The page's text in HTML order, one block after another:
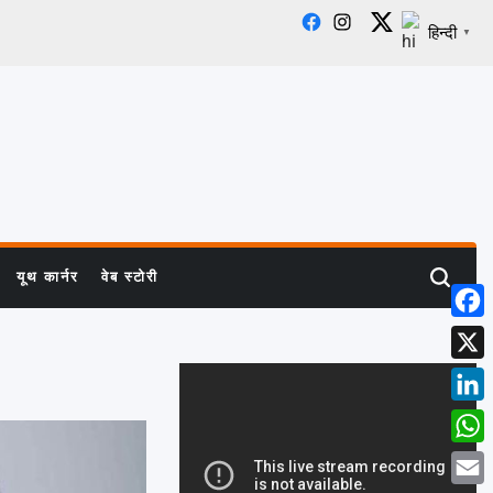
Facebook
Instagram
X हिन्दी ▼
यूथ कार्नर वेब स्टोरी Search
X